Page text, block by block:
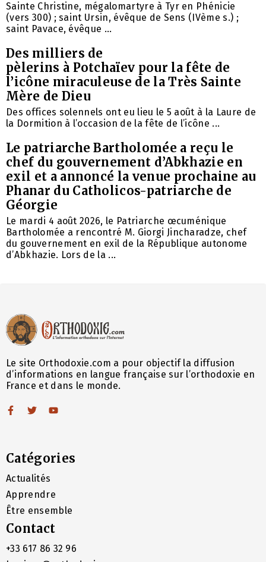
Sainte Christine, mégalomartyre à Tyr en Phénicie
(vers 300) ; saint Ursin, évêque de Sens (IVème s.) ;
saint Pavace, évêque ...
Des milliers de
pèlerins à Potchaïev pour la fête de
l’icône miraculeuse de la Très Sainte
Mère de Dieu
Des offices solennels ont eu lieu le 5 août à la Laure de
la Dormition à l’occasion de la fête de l’icône ...
Le patriarche Bartholomée a reçu le
chef du gouvernement d’Abkhazie en
exil et a annoncé la venue prochaine au
Phanar du Catholicos-patriarche de
Géorgie
Le mardi 4 août 2026, le Patriarche œcuménique
Bartholomée a rencontré M. Giorgi Jincharadze, chef
du gouvernement en exil de la République autonome
d’Abkhazie. Lors de la ...
Le site Orthodoxie.com a pour objectif la diffusion
d’informations en langue française sur l’orthodoxie en
France et dans le monde.
Catégories
Actualités
Apprendre
Être ensemble
Contact
+33 617 86 32 96